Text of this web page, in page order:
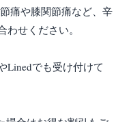
痛や膝関節痛など、辛
せください。
Linedでも受け付けて